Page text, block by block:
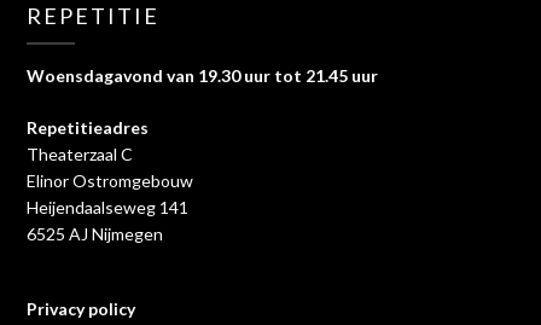
REPETITIE
Woensdagavond van 19.30 uur tot 21.45 uur
Repetitieadres
Theaterzaal C
Elinor Ostromgebouw
Heijendaalseweg 141
6525 AJ Nijmegen
Privacy policy